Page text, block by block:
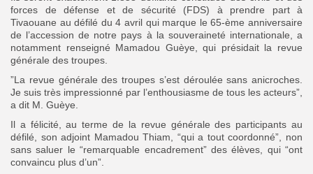
forces de défense et de sécurité (FDS) à prendre part à
Tivaouane au défilé du 4 avril qui marque le 65-ème anniversaire
de l’accession de notre pays à la souveraineté internationale, a
notamment renseigné Mamadou Guèye, qui présidait la revue
générale des troupes.
”La revue générale des troupes s’est déroulée sans anicroches.
Je suis très impressionné par l’enthousiasme de tous les acteurs”,
a dit M. Guèye.
Il a félicité, au terme de la revue générale des participants au
défilé, son adjoint Mamadou Thiam, “qui a tout coordonné”, non
sans saluer le “remarquable encadrement” des élèves, qui “ont
convaincu plus d’un”.